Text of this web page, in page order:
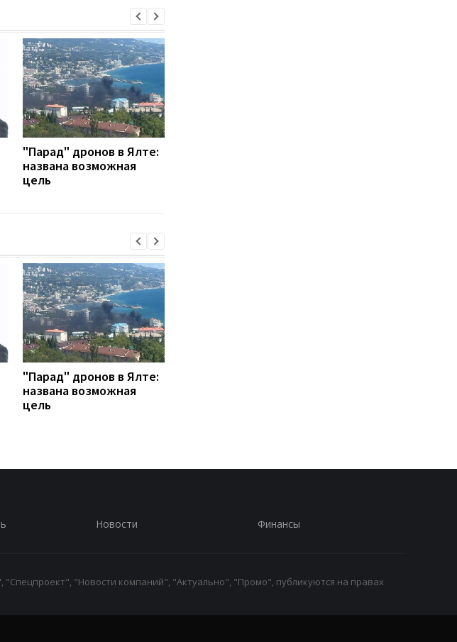
"Парад" дронов в Ялте:
названа возможная
цель
"Парад" дронов в Ялте:
названа возможная
цель
Новости Финансы
"Новости компаний", "Актуально", "Промо", публикуются на правах